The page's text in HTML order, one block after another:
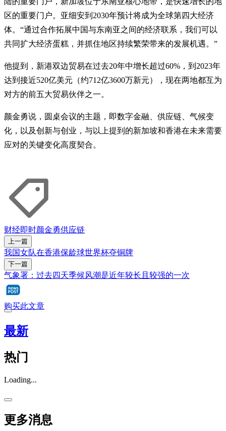
区的重要门户。亚细安到2030年预计将成为全球第四大经济
体。“通过合作拓展中国与东南亚之间的经济联系，我们可以
共同扩大经济蛋糕，并抓住地区持续繁荣带来的发展机遇。”
他提到，新港双边贸易在过去20年中增长超过60%，到2023年
达到接近520亿美元（约712亿3600万新元），现在两地都互为
对方的前五大贸易伙伴之一。
颜金勇说，圆桌会议的主题，即数字金融、供应链、气候变
化，以及创新与创业，与以上提到的新加坡和香港在未来需要
应对的关键变化高度契合。
财经即时颜金勇供应链
上一篇
我国女队在香港保龄球世界杯夺铜牌
下一篇
气象署：过去四天季候风潮是近年较长且较强的一次
购买此文章
最新
热门
Loading...
更多消息